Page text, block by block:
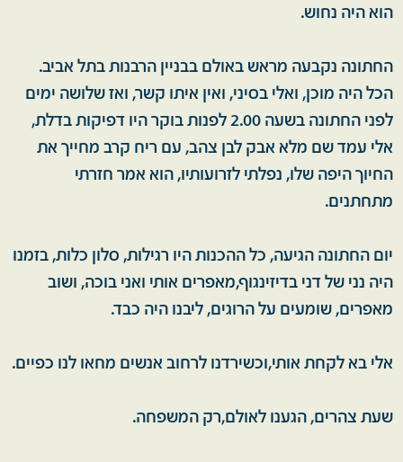
הוא היה נחוש.
החתונה נקבעה מראש באולם בבניין הרבנות בתל אביב.
הכל היה מוכן, ואלי בסיני, ואין איתו קשר, ואז שלושה ימים
לפני החתונה בשעה 2.00 לפנות בוקר היו דפיקות בדלת,
אלי עמד שם מלא אבק לבן צהב, עם ריח קרב מחייך את
החיוך היפה שלו, נפלתי לזרועותיו, הוא אמר חזרתי
מתחתנים.
יום החתונה הגיעה, כל ההכנות היו רגילות, סלון כלות, בזמנו
היה נני של דני בדיזינגוף,מאפרים אותי ואני בוכה, ושוב
מאפרים, שומעים על הרוגים, ליבנו היה כבד.
אלי בא לקחת אותי,וכשירדנו לרחוב אנשים מחאו לנו כפיים.
שעת צהרים, הגענו לאולם,רק המשפחה.